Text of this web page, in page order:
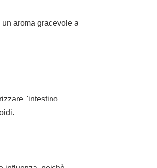
aroma gradevole a
l'intestino.